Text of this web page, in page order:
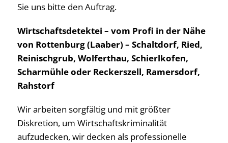
Sie uns bitte den Auftrag.
Wirtschaftsdetektei – vom Profi in der Nähe
von Rottenburg (Laaber) – Schaltdorf, Ried,
Reinischgrub, Wolferthau, Schierlkofen,
Scharmühle oder Reckerszell, Ramersdorf,
Rahstorf
Wir arbeiten sorgfältig und mit größter
Diskretion, um Wirtschaftskriminalität
aufzudecken, wir decken als professionelle